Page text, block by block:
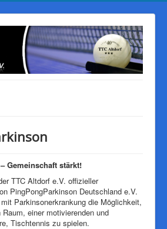
Gemeinschaft stärkt!
TTC Altdorf e.V. offizieller
PingPongParkinson Deutschland e.V.
Parkinsonerkrankung die Möglichkeit,
einer motivierenden und
Tischtennis zu spielen.